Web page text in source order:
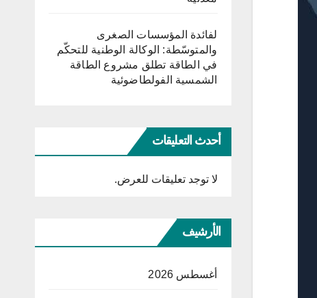
لفائدة المؤسسات الصغرى
والمتوسّطة: الوكالة الوطنية للتحكّم
في الطاقة تطلق مشروع الطاقة
الشمسية الفولطاضوئية
أحدث التعليقات
لا توجد تعليقات للعرض.
الأرشيف
أغسطس 2026